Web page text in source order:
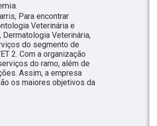
Para encontrar
Veterinária e
Veterinária,
do segmento de
2. Com a organização
do ramo, além de
Assim, a empresa
os maiores objetivos da